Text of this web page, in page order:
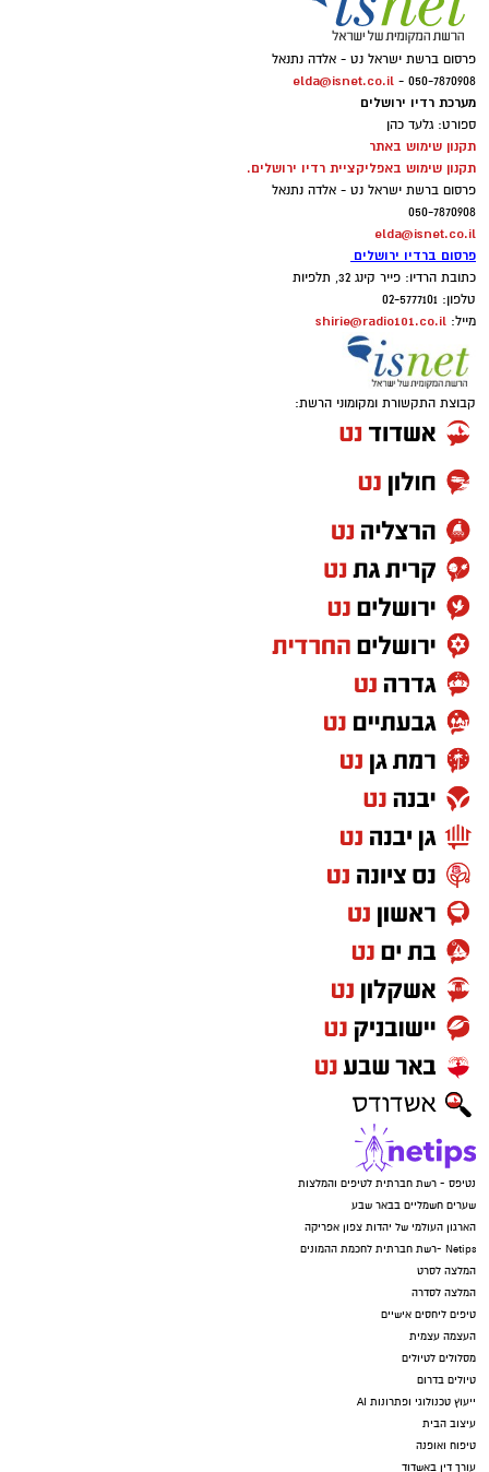
פרסום ברשת ישראל נט - אלדה נתנאל
050-7870908 -
elda@isnet.co.il
מערכת רדיו ירושלים
ספורט: גלעד כהן
תקנון שימוש באתר
תקנון שימוש באפליקציית רדיו ירושלים.
פרסום ברשת ישראל נט - אלדה נתנאל
050-7870908
elda@isnet.co.il
פרסום ברדיו ירושלים
כתובת הרדיו: פייר קינג 32, תלפיות
טלפון: 02-5777101
מייל: shirie@radio101.co.il
קבוצת התקשורת ומקומוני הרשת:
נטיפס - רשת חברתית לטיפים והמלצות
שערים חשמליים בבאר שבע
הארגון העולמי של יהדות צפון אפריקה
Netips -רשת חברתית לחכמת ההמונים
המלצה לסרט
המלצה לסדרה
טיפים ליחסים אישיים
העצמה עצמית
מסלולים לטיולים
טיולים בדרום
ייעוץ טכנולוגי ופתרונות AI
עיצוב הבית
טיפוח ואופנה
עורך דין באשדוד